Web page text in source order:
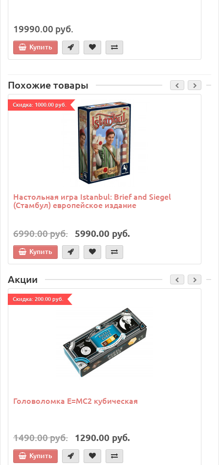
19990.00 руб.
Купить
Похожие товары
Cкидка: 1000.00 руб.
Настольная игра Istanbul: Brief and Siegel
(Стамбул) европейское издание
6990.00 руб. 5990.00 руб.
Купить
Акции
Cкидка: 200.00 руб.
Головоломка E=MC2 кубическая
1490.00 руб. 1290.00 руб.
Купить